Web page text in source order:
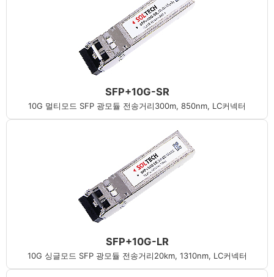
SFP+10G-SR
10G 멀티모드 SFP 광모듈 전송거리300m, 850nm, LC커넥터
SFP+10G-LR
10G 싱글모드 SFP 광모듈 전송거리20km, 1310nm, LC커넥터